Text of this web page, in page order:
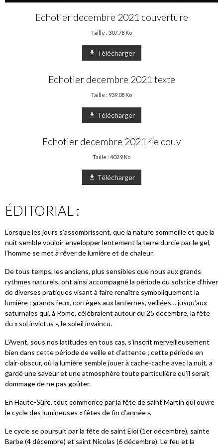
Echotier decembre 2021 couverture
Taille : 307.78 Ko
Télécharger
Echotier decembre 2021 texte
Taille : 939.08 Ko
Télécharger
Echotier decembre 2021 4e couv
Taille : 402.9 Ko
Télécharger
ÉDITORIAL :
Lorsque les jours s’assombrissent, que la nature sommeille et que la
nuit semble vouloir envelopper lentement la terre durcie par le gel,
l’homme se met à rêver de lumière et de chaleur.
De tous temps, les anciens, plus sensibles que nous aux grands
rythmes naturels, ont ainsi accompagné la période du solstice d’hiver
de diverses pratiques visant à faire renaître symboliquement la
lumière : grands feux, cortèges aux lanternes, veillées… jusqu’aux
saturnales qui, à Rome, célébraient autour du 25 décembre, la fête
du « sol invictus », le soleil invaincu.
L’Avent, sous nos latitudes en tous cas, s’inscrit merveilleusement
bien dans cette période de veille et d’attente ; cette période en
clair-obscur, où la lumière semble jouer à cache-cache avec la nuit, a
gardé une saveur et une atmosphère toute particulière qu’il serait
dommage de ne pas goûter.
En Haute-Sûre, tout commence par la fête de saint Martin qui ouvre
le cycle des lumineuses « fêtes de fin d’année ».
Le cycle se poursuit par la fête de saint Eloi (1er décembre), sainte
Barbe (4 décembre) et saint Nicolas (6 décembre). Le feu et la